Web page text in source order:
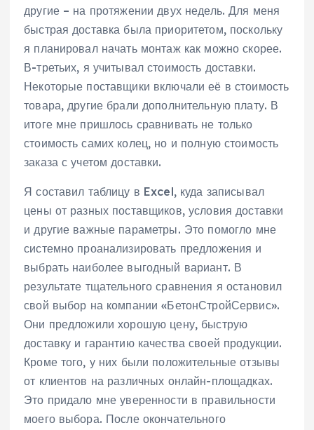
другие – на протяжении двух недель. Для меня
быстрая доставка была приоритетом‚ поскольку
я планировал начать монтаж как можно скорее.
В-третьих‚ я учитывал стоимость доставки.
Некоторые поставщики включали её в стоимость
товара‚ другие брали дополнительную плату. В
итоге мне пришлось сравнивать не только
стоимость самих колец‚ но и полную стоимость
заказа с учетом доставки.
Я составил таблицу в Excel‚ куда записывал
цены от разных поставщиков‚ условия доставки
и другие важные параметры. Это помогло мне
системно проанализировать предложения и
выбрать наиболее выгодный вариант. В
результате тщательного сравнения я остановил
свой выбор на компании «БетонСтройСервис».
Они предложили хорошую цену‚ быструю
доставку и гарантию качества своей продукции.
Кроме того‚ у них были положительные отзывы
от клиентов на различных онлайн-площадках.
Это придало мне уверенности в правильности
моего выбора. После окончательного